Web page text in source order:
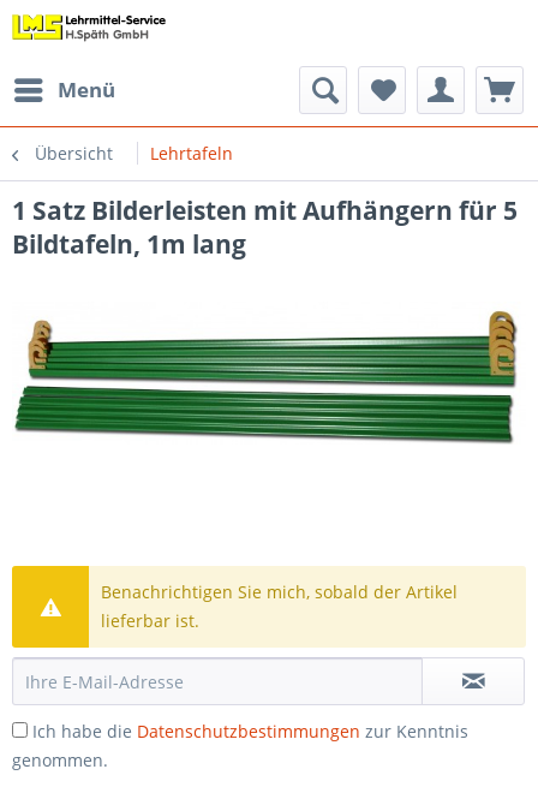
Menü
Übersicht Lehrtafeln
1 Satz Bilderleisten mit Aufhängern für 5
Bildtafeln, 1m lang
Benachrichtigen Sie mich, sobald der Artikel
lieferbar ist.
Ich habe die Datenschutzbestimmungen zur Kenntnis
genommen.